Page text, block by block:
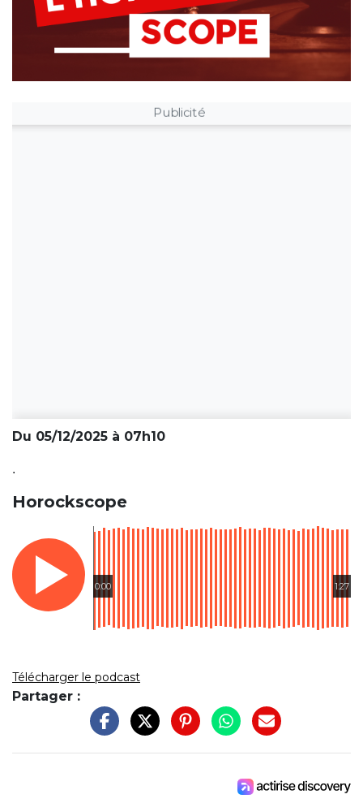
Publicité
Du 05/12/2025 à 07h10
.
Horockscope
0:00 1:27
Télécharger le podcast
Partager :